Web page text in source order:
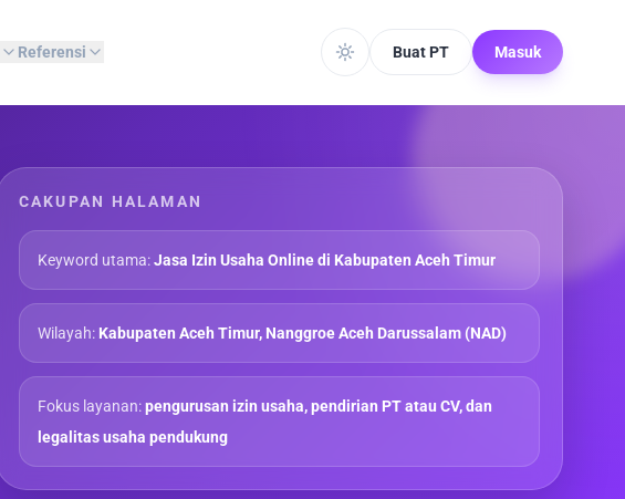
Referensi Buat PT Masuk
CAKUPAN HALAMAN
Keyword utama:Jasa Izin Usaha Online di Kabupaten Aceh Timur
Wilayah: Kabupaten Aceh Timur, Nanggroe Aceh Darussalam (NAD)
Fokus layanan:pengurusan izin usaha, pendirian PT atau CV, dan
legalitas usaha pendukung